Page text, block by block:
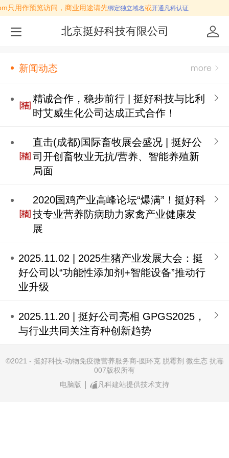
只用作预览访问，商业用途请先绑定独立域名或开通凡科认证
北京挺好科技有限公司
新闻动态
精诚合作，稳步前行 | 挺好科技与比利
时艾威生化公司达成正式合作！
直击(成都)国际畜牧展会盛况 | 挺好公
司开创畜牧业无抗/营养、智能养殖新
局面
2020国鸡产业高峰论坛“爆满”！挺好科
技专业营养防病助力家禽产业健康发
展
2025.11.02 | 2025生猪产业发展大会：挺
好公司以“功能性添加剂+智能设备”推动行
业升级
2025.11.20 | 挺好公司亮相 GPGS2025，
与行业共同关注育种创新趋势
©2021 - 挺好科技-动物免疫微营养服务商-圆环克 脱霉剂 微生态 抗毒
007版权所有
电脑版
凡科建站提供技术支持